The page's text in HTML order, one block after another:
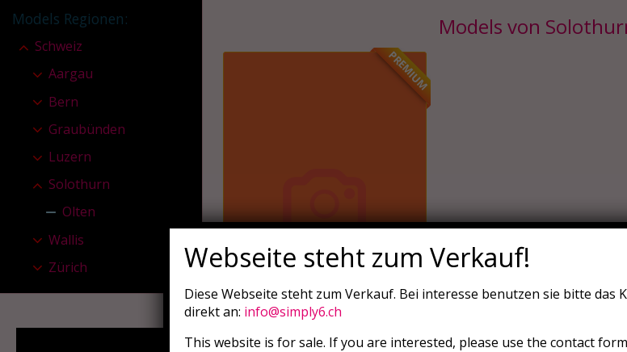
Models von
Lola granson
Olten, Solothurn, Schweiz
PREMIUM
Models Regionen:
Schweiz
Aargau
Bern
Graubünden
Luzern
Solothurn
Olten
Wallis
Zürich
Webseite steht zum Verkauf!
Diese Webseite steht zum Verkauf. Bei interesse benutzen sie bitte
direkt an: info@simply6.ch
This website is for sale. If you are interested, please use the contact